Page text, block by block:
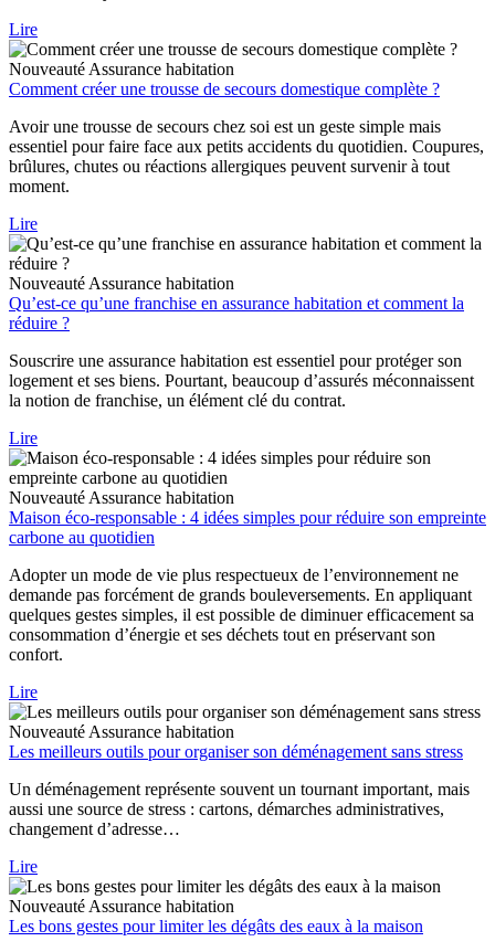
Lire
Nouveauté Assurance habitation
Comment créer une trousse de secours domestique complète ?
Avoir une trousse de secours chez soi est un geste simple mais
essentiel pour faire face aux petits accidents du quotidien. Coupures,
brûlures, chutes ou réactions allergiques peuvent survenir à tout
moment.
Lire
Nouveauté Assurance habitation
Qu’est-ce qu’une franchise en assurance habitation et comment la
réduire ?
Souscrire une assurance habitation est essentiel pour protéger son
logement et ses biens. Pourtant, beaucoup d’assurés méconnaissent
la notion de franchise, un élément clé du contrat.
Lire
Nouveauté Assurance habitation
Maison éco-responsable : 4 idées simples pour réduire son empreinte
carbone au quotidien
Adopter un mode de vie plus respectueux de l’environnement ne
demande pas forcément de grands bouleversements. En appliquant
quelques gestes simples, il est possible de diminuer efficacement sa
consommation d’énergie et ses déchets tout en préservant son
confort.
Lire
Nouveauté Assurance habitation
Les meilleurs outils pour organiser son déménagement sans stress
Un déménagement représente souvent un tournant important, mais
aussi une source de stress : cartons, démarches administratives,
changement d’adresse…
Lire
Nouveauté Assurance habitation
Les bons gestes pour limiter les dégâts des eaux à la maison